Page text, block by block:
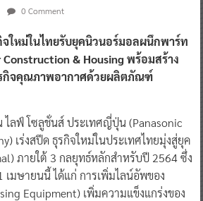
0 Comment
ใหม่ในไทยรับยุคนิวนอร์มอลผนึกพาร์ท
& Housing พร้อมสร้าง
กิจคุณภาพอากาศด้วยผลิตภัณฑ์
ไลฟ์ โซลูชั่นส์ ประเทศญี่ปุ่น (Panasonic
เร่งสปีด ธุรกิจใหม่ในประเทศไทยมุ่งสู่ยุค
ภายใต้ 3 กลยุทธ์หลักสำหรับปี 2564 ซึ่ง
เมษายนนี้ ได้แก่ การเพิ่มไลน์อัพของ
Equipment) เพิ่มความแข็งแกร่งของ